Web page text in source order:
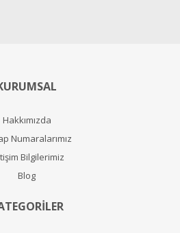
Hakkımızda
Numaralarımız
Bilgilerimiz
Blog